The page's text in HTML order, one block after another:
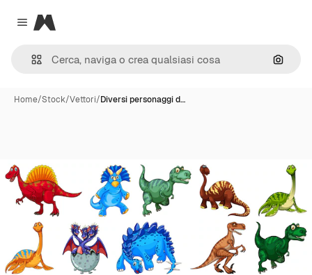
Close menu
Magnific
Cerca
Home/Stock/Vettori/Diversi personaggi d…